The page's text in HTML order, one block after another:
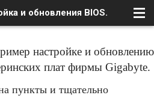
и обновления BIOS.
настройке и обновлению
плат фирмы Gigabyte.
пункты и тщательно